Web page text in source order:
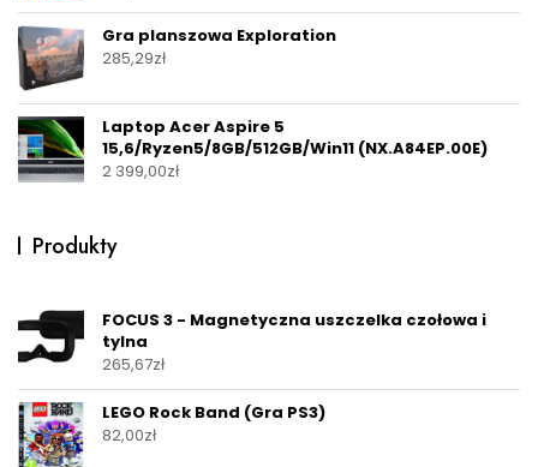
Gra planszowa Exploration
285,29zł
Laptop Acer Aspire 5
15,6/Ryzen5/8GB/512GB/Win11 (NX.A84EP.00E)
2 399,00zł
Produkty
FOCUS 3 - Magnetyczna uszczelka czołowa i
tylna
265,67zł
LEGO Rock Band (Gra PS3)
82,00zł